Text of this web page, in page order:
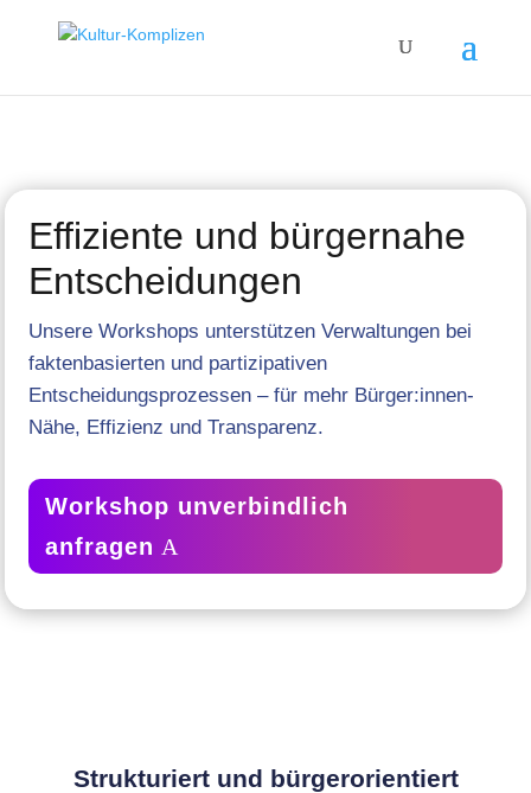
Effiziente und bürgernahe
Entscheidungen
Unsere Workshops unterstützen Verwaltungen bei
faktenbasierten und partizipativen
Entscheidungsprozessen – für mehr Bürger:innen-
Nähe, Effizienz und Transparenz.
Workshop unverbindlich
anfragen
Strukturiert und bürgerorientiert